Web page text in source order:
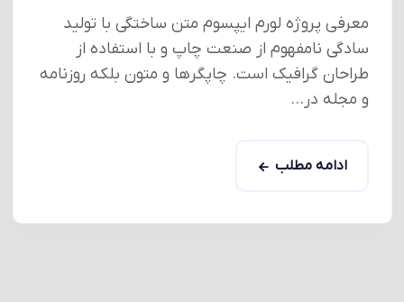
معرفی پروژه لورم ایپسوم متن ساختگی با تولید
سادگی نامفهوم از صنعت چاپ و با استفاده از
طراحان گرافیک است. چاپگرها و متون بلکه روزنامه
و مجله در...
ادامه مطلب